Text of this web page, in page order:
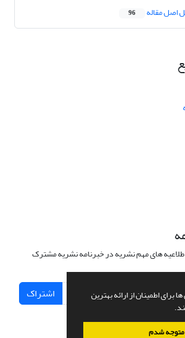
اطمینان از ارائه بهترین
متوجه شدم
اصل مقاله 96
های مهم نشریه در خبرنامه نشریه مشترک
اشتراک